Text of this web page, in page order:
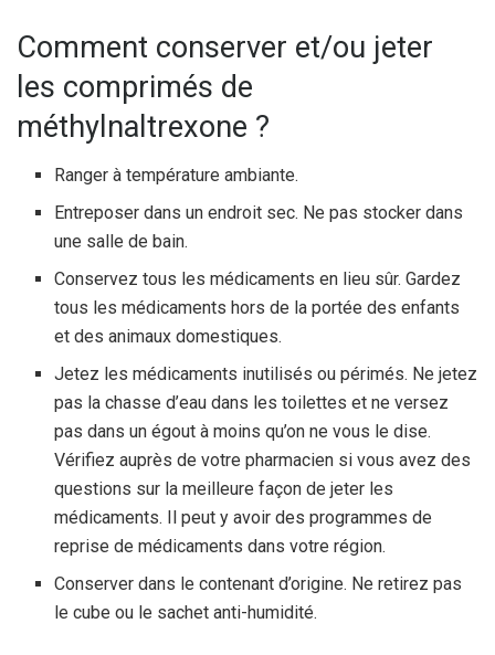
Comment conserver et/ou jeter
les comprimés de
méthylnaltrexone ?
Ranger à température ambiante.
Entreposer dans un endroit sec. Ne pas stocker dans
une salle de bain.
Conservez tous les médicaments en lieu sûr. Gardez
tous les médicaments hors de la portée des enfants
et des animaux domestiques.
Jetez les médicaments inutilisés ou périmés. Ne jetez
pas la chasse d’eau dans les toilettes et ne versez
pas dans un égout à moins qu’on ne vous le dise.
Vérifiez auprès de votre pharmacien si vous avez des
questions sur la meilleure façon de jeter les
médicaments. Il peut y avoir des programmes de
reprise de médicaments dans votre région.
Conserver dans le contenant d’origine. Ne retirez pas
le cube ou le sachet anti-humidité.